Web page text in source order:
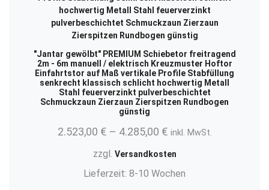
"Jantar gewölbt" PREMIUM Schiebetor freitragend
2m - 6m manuell / elektrisch Kreuzmuster Hoftor
Einfahrtstor auf Maß vertikale Profile Stabfüllung
senkrecht klassisch schlicht hochwertig Metall
Stahl feuerverzinkt pulverbeschichtet
Schmuckzaun Zierzaun Zierspitzen Rundbogen
günstig
2.523,00 € – 4.285,00 € inkl. MwSt.
zzgl. Versandkosten
Lieferzeit: 8-10 Wochen